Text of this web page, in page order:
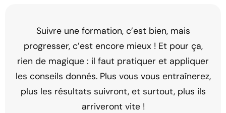
Suivre une formation, c’est bien, mais
progresser, c’est encore mieux ! Et pour ça,
rien de magique : il faut pratiquer et appliquer
les conseils donnés. Plus vous vous entraînerez,
plus les résultats suivront, et surtout, plus ils
arriveront vite !